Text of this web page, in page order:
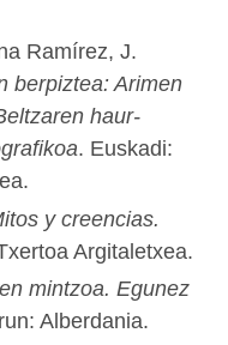
Ramírez, J.
berpiztea: Arimen
haur-
. Euskadi:
y creencias.
Argitaletxea.
mintzoa. Egunez
Alberdania.